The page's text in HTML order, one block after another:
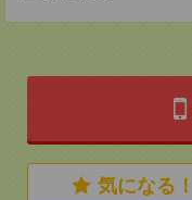
気になる！